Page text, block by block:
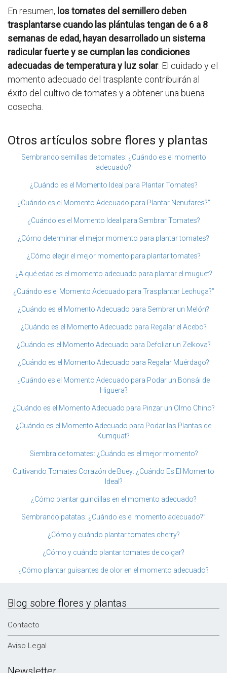
En resumen, los tomates del semillero deben
trasplantarse cuando las plántulas tengan de 6 a 8
semanas de edad, hayan desarrollado un sistema
radicular fuerte y se cumplan las condiciones
adecuadas de temperatura y luz solar. El cuidado y el
momento adecuado del trasplante contribuirán al
éxito del cultivo de tomates y a obtener una buena
cosecha.
Otros artículos sobre flores y plantas
Sembrando semillas de tomates: ¿Cuándo es el momento
adecuado?
¿Cuándo es el Momento Ideal para Plantar Tomates?
¿Cuándo es el Momento Adecuado para Plantar Nenufares?”
¿Cuándo es el Momento Ideal para Sembrar Tomates?
¿Cómo determinar el mejor momento para plantar tomates?
¿Cómo elegir el mejor momento para plantar tomates?
¿A qué edad es el momento adecuado para plantar el muguet?
¿Cuándo es el Momento Adecuado para Trasplantar Lechuga?”
¿Cuándo es el Momento Adecuado para Sembrar un Melón?
¿Cuándo es el Momento Adecuado para Regalar el Acebo?
¿Cuándo es el Momento Adecuado para Defoliar un Zelkova?
¿Cuándo es el Momento Adecuado para Regalar Muérdago?
¿Cuándo es el Momento Adecuado para Podar un Bonsái de
Higuera?
¿Cuándo es el Momento Adecuado para Pinzar un Olmo Chino?
¿Cuándo es el Momento Adecuado para Podar las Plantas de
Kumquat?
Siembra de tomates: ¿Cuándo es el mejor momento?
Cultivando Tomates Corazón de Buey: ¿Cuándo Es El Momento
Ideal?
¿Cómo plantar guindillas en el momento adecuado?
Sembrando patatas: ¿Cuándo es el momento adecuado?”
¿Cómo y cuándo plantar tomates cherry?
¿Cómo y cuándo plantar tomates de colgar?
¿Cómo plantar guisantes de olor en el momento adecuado?
Blog sobre flores y plantas
Contacto
Aviso Legal